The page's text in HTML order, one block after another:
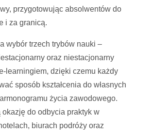
przygotowując absolwentów do
i za granicą.
wybór trzech trybów nauki –
oraz niestacjonarny
learningiem, dzięki czemu każdy
sposób kształcenia do własnych
życia zawodowego.
okazję do odbycia praktyk w
biurach podróży oraz